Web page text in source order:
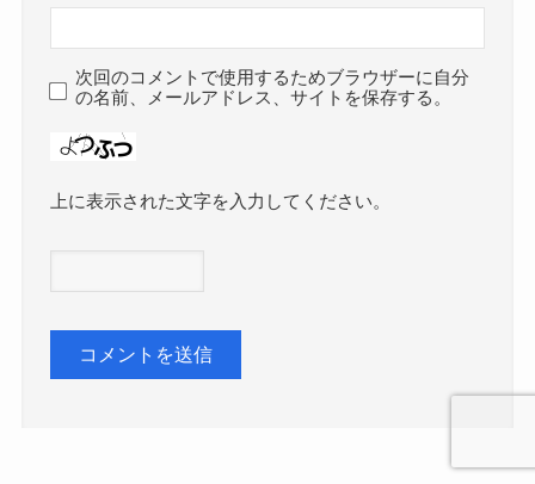
次回のコメントで使用するためブラウザーに自分
の名前、メールアドレス、サイトを保存する。
上に表示された文字を入力してください。